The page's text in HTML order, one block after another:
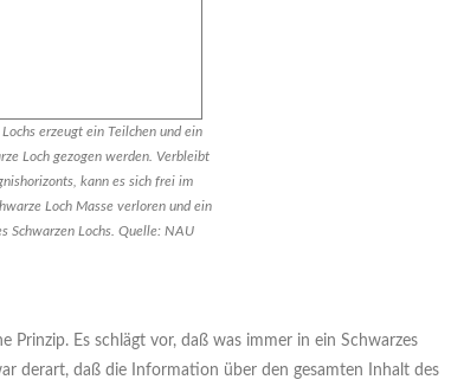
erzeugt ein Teilchen und ein
Loch gezogen werden. Verbleibt
kann es sich frei im
Loch Masse verloren und ein
Schwarzen Lochs. Quelle: NAU
Prinzip. Es schlägt vor, daß was immer in ein Schwarzes
derart, daß die Information über den gesamten Inhalt des